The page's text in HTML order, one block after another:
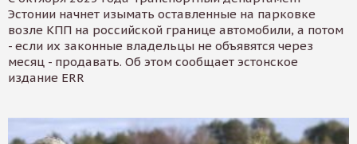
Эстонии начнет изымать оставленные на парковке
возле КПП на российской границе автомобили, а потом
- если их законные владельцы не объявятся через
месяц - продавать. Об этом сообщает эстонское
издание ERR